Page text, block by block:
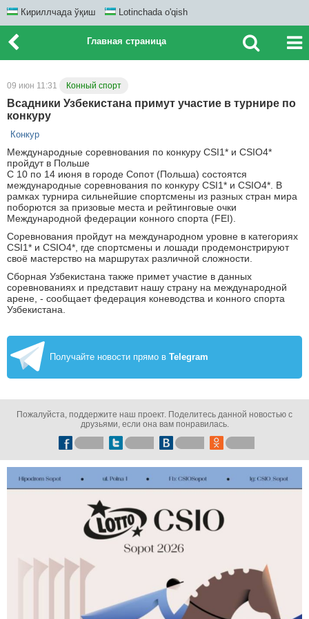
Кириллчада ўқиш Lotinchada o'qish
Главная страница
09 июн 11:31 Конный спорт
Всадники Узбекистана примут участие в турнире по
конкуру
Конкур
Международные соревнования по конкуру CSI1* и CSIO4*
пройдут в Польше
С 10 по 14 июня в городе Сопот (Польша) состоятся
международные соревнования по конкуру CSI1* и CSIO4*. В
рамках турнира сильнейшие спортсмены из разных стран мира
поборются за призовые места и рейтинговые очки
Международной федерации конного спорта (FEI).
Соревнования пройдут на международном уровне в категориях
CSI1* и CSIO4*, где спортсмены и лошади продемонстрируют
своё мастерство на маршрутах различной сложности.
Сборная Узбекистана также примет участие в данных
соревнованиях и представит нашу страну на международной
арене, - сообщает федерация коневодства и конного спорта
Узбекистана.
Получайте новости прямо в Telegram
Пожалуйста, поддержите наш проект. Поделитесь данной новостью с
друзьями, если она вам понравилась.